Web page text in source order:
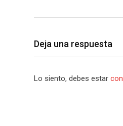
Deja una respuesta
Lo siento, debes estar